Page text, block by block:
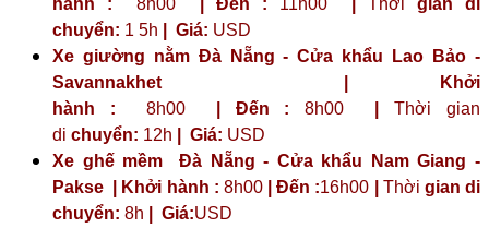
chuyển: 1 5h Giá: USD
Xe giường nằm Đà Nẵng - Cửa khẩu Lao Bảo -
Savannakhet | Khởi
hành : 8h00| Đến : 8h00 |Thời gian
di chuyển: 12h Giá: USD
Xe ghế mềm Đà Nẵng - Cửa khẩu Nam Giang -
Pakse | Khởi hành : 8h00| Đến :16h00 Thời gian di
chuyển: 8h Giá:USD